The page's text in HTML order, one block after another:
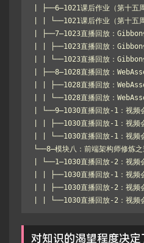
| ├──6–1021课后作业（第十五周
| | └──1021课后作业（第十
| ├──7–1023直播回放：
| | ├──1023直播回放：Gibbon
| | └──1023直播回放：
| ├──8–1028直播回放：
| | ├──1028直播回放：
| | └──1028直播回放：
| └──9–1030直播回放-1：视频
| | ├──1030直播回放-1：视频
| | └──1030直播回放-1：视
└──8–模块八：前端架构师修炼之
| └──1–1030直播回放-2：视频
| | ├──1030直播回放-1：视频
| | ├──1030直播回放-2：视频
| | └──1030直播回放-2：视频
对知识的渴望程度决定